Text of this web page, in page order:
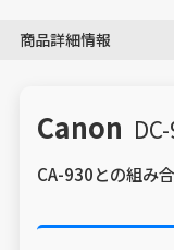
商品詳細情報
Canon
CA-930との組み